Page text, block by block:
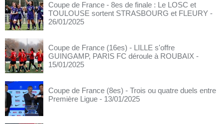
Coupe de France - 8es de finale : Le LOSC et
TOULOUSE sortent STRASBOURG et FLEURY -
26/01/2025
Coupe de France (16es) - LILLE s'offre
GUINGAMP, PARIS FC déroule à ROUBAIX -
15/01/2025
Coupe de France (8es) - Trois ou quatre duels entre
Première Ligue - 13/01/2025